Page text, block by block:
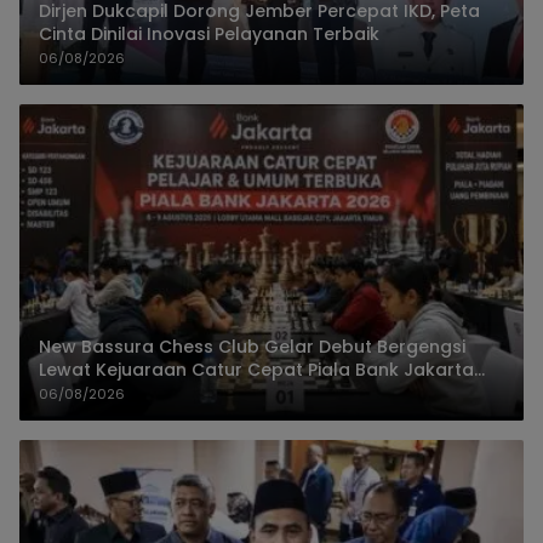
Dirjen Dukcapil Dorong Jember Percepat IKD, Peta
Cinta Dinilai Inovasi Pelayanan Terbaik
06/08/2026
New Bassura Chess Club Gelar Debut Bergengsi
Lewat Kejuaraan Catur Cepat Piala Bank Jakarta
2026
06/08/2026